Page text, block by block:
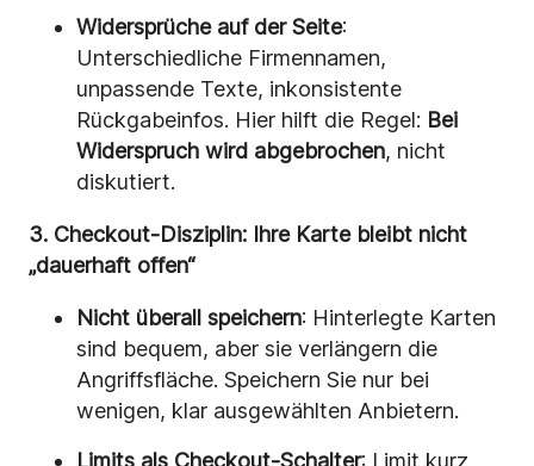
Widersprüche auf der Seite:
Unterschiedliche Firmennamen,
unpassende Texte, inkonsistente
Rückgabeinfos. Hier hilft die Regel: Bei
Widerspruch wird abgebrochen, nicht
diskutiert.
3. Checkout-Disziplin: Ihre Karte bleibt nicht
„dauerhaft offen“
Nicht überall speichern: Hinterlegte Karten
sind bequem, aber sie verlängern die
Angriffsfläche. Speichern Sie nur bei
wenigen, klar ausgewählten Anbietern.
Limits als Checkout-Schalter: Limit kurz